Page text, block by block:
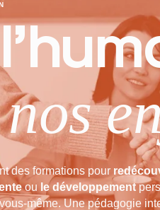
des formations pour
ou le développement
même. Une pédagogie